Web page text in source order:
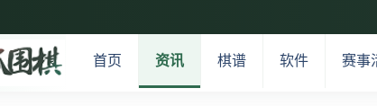
首页 资讯 棋谱 软件 赛事